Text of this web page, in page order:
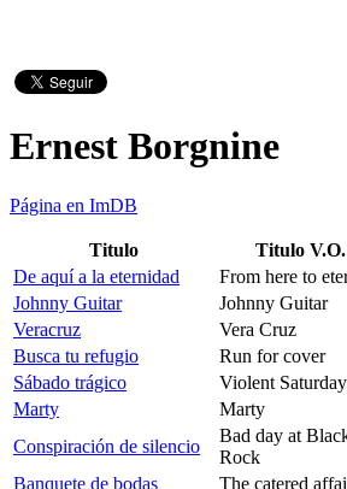
Ernest Borgnine
Página en ImDB
Titulo Titulo V.O.
De aquí a la eternidad
From here to
Johnny Guitar
Johnny Guitar
Veracruz
Vera Cruz
Busca tu refugio
Run for cover
Sábado trágico
Violent Saturday
Marty
Marty
Conspiración de silencio
Bad day at
Rock
Banquete de bodas
The catered